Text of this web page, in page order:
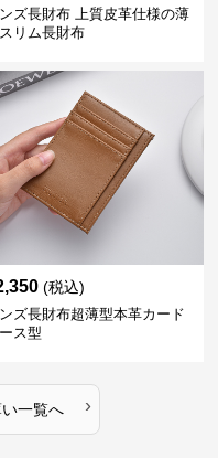
ズ長財布 上質皮革仕様の薄
リム長財布
(税込)
ズ長財布超薄型本革カード
ス型
一覧へ ›